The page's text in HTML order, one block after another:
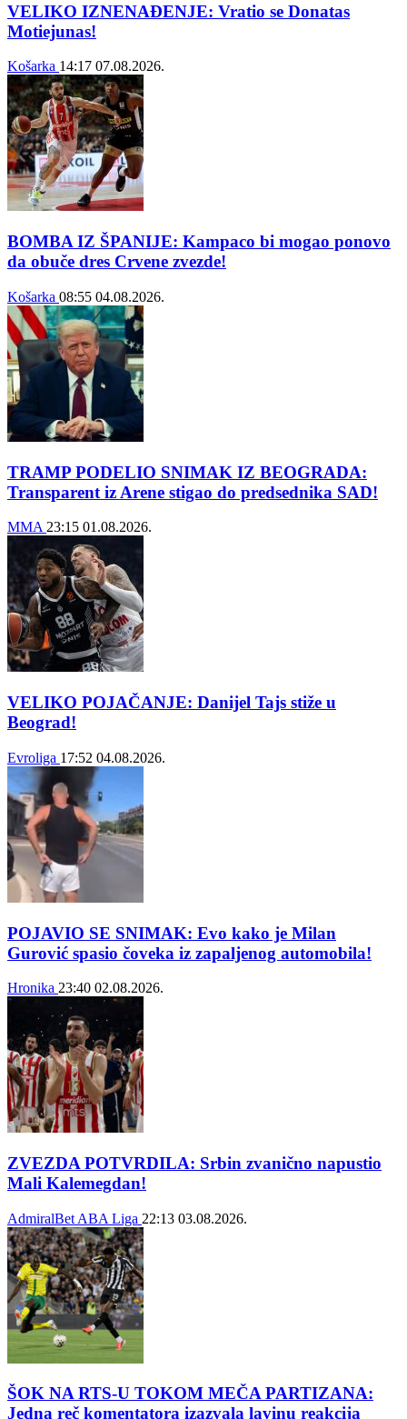
VELIKO IZNENAĐENJE: Vratio se Donatas
Motiejunas!
Košarka 14:17 07.08.2026.
BOMBA IZ ŠPANIJE: Kampaco bi mogao ponovo
da obuče dres Crvene zvezde!
Košarka 08:55 04.08.2026.
TRAMP PODELIO SNIMAK IZ BEOGRADA:
Transparent iz Arene stigao do predsednika SAD!
MMA 23:15 01.08.2026.
VELIKO POJAČANJE: Danijel Tajs stiže u
Beograd!
Evroliga 17:52 04.08.2026.
POJAVIO SE SNIMAK: Evo kako je Milan
Gurović spasio čoveka iz zapaljenog automobila!
Hronika 23:40 02.08.2026.
ZVEZDA POTVRDILA: Srbin zvanično napustio
Mali Kalemegdan!
AdmiralBet ABA Liga 22:13 03.08.2026.
ŠOK NA RTS-U TOKOM MEČA PARTIZANA:
Jedna reč komentatora izazvala lavinu reakcija